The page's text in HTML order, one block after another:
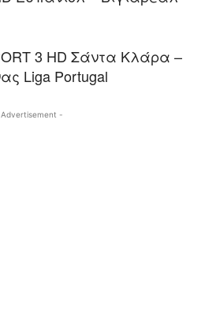
3 HD Σάντα Κλάρα –
Liga Portugal
-